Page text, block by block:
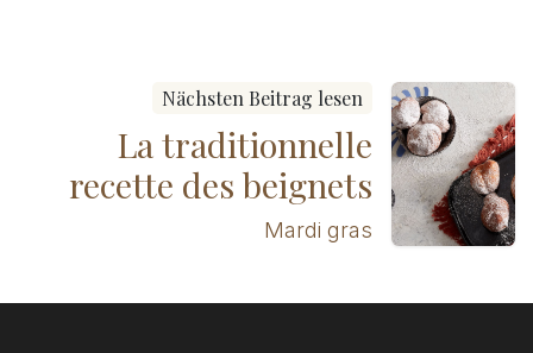
Nächsten Beitrag lesen
La traditionnelle
recette des beignets
Mardi gras